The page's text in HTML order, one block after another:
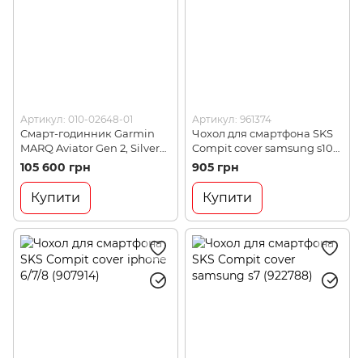
Артикул: 010-02648-01
Смарт-годинник Garmin
MARQ Aviator Gen 2, Silver
(753759280062)
105 600 грн
Купити
Артикул: 961374
Чохол для смартфона SKS
Compit cover samsung s10
(961374)
905 грн
Купити